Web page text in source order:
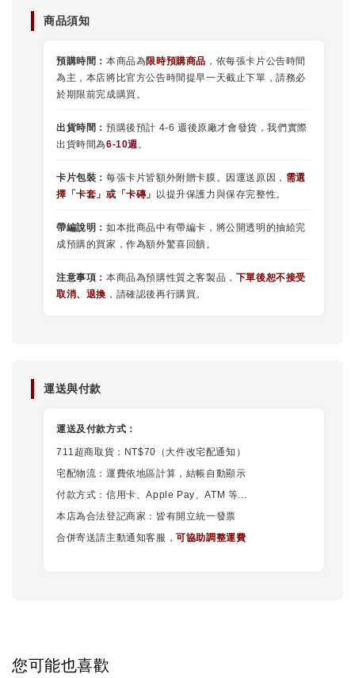
商品須知
預購時間： 本商品為限時預購商品 ，依每張卡片公告時間
為主，本店將比官方公告時間提早一天截止下單，請務必
於期限前完成購買。
出貨時間： 預購後預計 4-6 週後原廠才會發貨，我們實際
出貨時間為6-10週。
卡片包裝： 每張卡片皆額外附贈卡膜。因運送原因， 需選
擇 「卡套 」或 「卡磚」 以提升保護力與保存完整性。
帶編說明： 如本批商品中有帶編卡，將公開透明的抽給完
成預購的買家，作為額外驚喜回饋。
注意事項： 本商品為預購性質之客製品， 下單後恕不接受
取消、退換 ，請確認後再行購買。
運送與付款
運送及付款方式：
711超商取貨：NT$70（大件改宅配通知）
宅配物流：運費依地區計算，結帳自動顯示
付款方式：信用卡、Apple Pay、ATM 等...
本店為合法登記商家：皆有開立統一發票
合併寄送請主動通知客服，可協助調整運費
您可能也喜歡